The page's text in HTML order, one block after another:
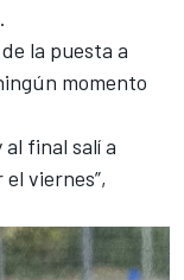
la puesta a
momento
al final salí a
viernes”,